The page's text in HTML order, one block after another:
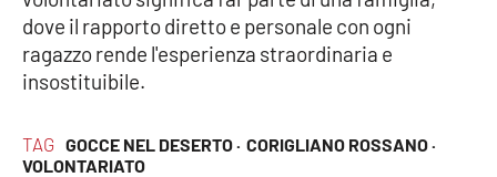
TAG GOCCE NEL DESERTO · CORIGLIANO ROSSANO ·
VOLONTARIATO
dove il rapporto diretto e personale con ogni
ragazzo rende l'esperienza straordinaria e
insostituibile.